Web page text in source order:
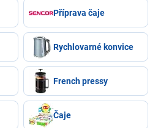
Příprava čaje
Rychlovarné konvice
French pressy
Čaje